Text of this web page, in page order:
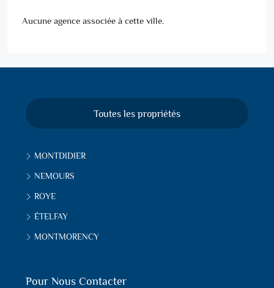
Aucune agence associée à cette ville.
Toutes les propriétés
MONTDIDIER
NEMOURS
ROYE
ÉTELFAY
MONTMORENCY
Pour Nous Contacter